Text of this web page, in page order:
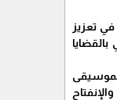
١٩٩٠) و( حرب تموز ٢٠٠٦) و( تفجير مرفأ بيروت ٢٠٢٠) أسهمت في تعزيز